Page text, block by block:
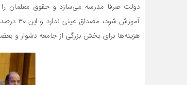
آموزش
هزینه‌ها برای بخش بزرگی از جامعه دشوار و